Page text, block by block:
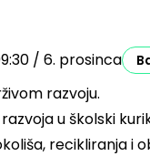
/ 6. prosinca
razvoju.
u školski
recikliranja i